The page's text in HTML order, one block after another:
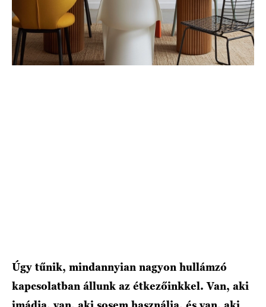
Úgy tűnik, mindannyian nagyon hullámzó
kapcsolatban állunk az étkezőinkkel. Van, aki